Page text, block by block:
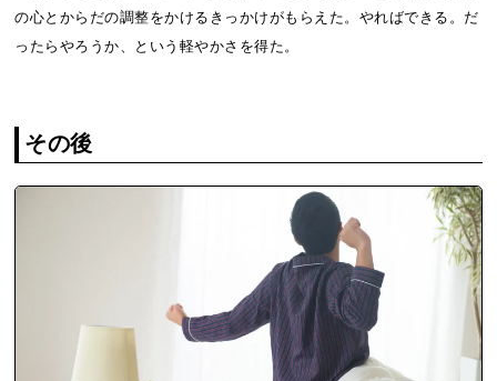
の心とからだの調整をかけるきっかけがもらえた。やればできる。だ
ったらやろうか、という軽やかさを得た。
その後